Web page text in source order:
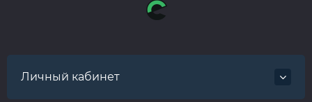
Личный кабинет